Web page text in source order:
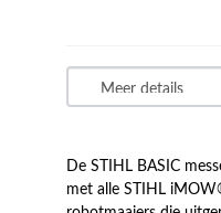
De STIHL BASIC
met alle STIHL